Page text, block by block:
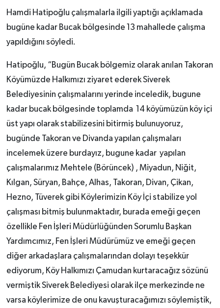
Hamdi Hatipoğlu çalışmalarla ilgili yaptığı açıklamada
bugüne kadar Bucak bölgesinde 13 mahallede çalışma
yapıldığını söyledi.
Hatipoğlu, “Bugün Bucak bölgemiz olarak anılan Takoran
Köyümüzde Halkımızı ziyaret ederek Siverek
Belediyesinin çalışmalarını yerinde inceledik, bugune
kadar bucak bölgesinde toplamda 14 köyümüzün köy içi
üst yapı olarak stabilizesini bitirmiş bulunuyoruz,
bugünde Takoran ve Divanda yapılan çalışmaları
incelemek üzere burdayız, bugune kadar yapılan
çalışmalarımız Mehtele (Börüncek) , Miyadun, Niğit,
Kılgan, Süryan, Bahçe, Alhas, Takoran, Divan, Çikan,
Hezno, Tüverek gibi Köylerimizin Köy İçi stabilize yol
çalışması bitmiş bulunmaktadır, burada emeği geçen
özellikle Fen İşleri Müdürlüğünden Sorumlu Başkan
Yardımcımız, Fen İşleri Müdürümüz ve emeği geçen
diğer arkadaşlara çalışmalarından dolayı teşekkür
ediyorum, Köy Halkımızı Çamudan kurtaracağız sözünü
vermiştik Siverek Belediyesi olarak ilçe merkezinde ne
varsa köylerimize de onu kavuşturacağımızı söylemiştik,